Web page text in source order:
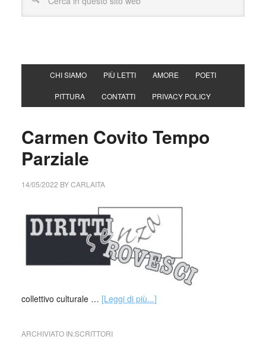
CHI SIAMO PIÙ LETTI AMORE POETI
PITTURA CONTATTI PRIVACY POLICY
Carmen Covito Tempo
Parziale
14/05/2022 BYCARLAITA
collettivo culturale … [Leggi di più...]
ARCHIVIATO IN:SCRITTORI